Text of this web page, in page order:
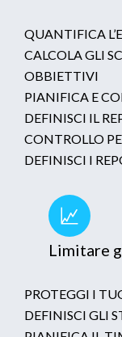
QUANTIFICA
CALCOLA GLI
OBBIETTIVI
PIANIFICA E
DEFINISCI IL
CONTROLLO
DEFINISCI I
Limitare
PROTEGGI I
DEFINISCI GLI